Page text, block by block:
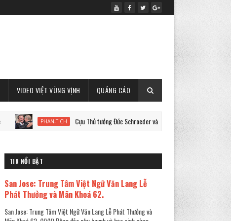
VIDEO VIỆT VÙNG VỊNH QUẢNG CÁO
PHAN-TICH Cựu Thủ tướng Đức Schroeder và chiến tranh Ukraine
TIN NỔI BẬT
San Jose: Trung Tâm Việt Ngữ Văn Lang Lễ
Phát Thưởng và Mãn Khoá 62.
San Jose: Trung Tâm Việt Ngữ Văn Lang Lễ Phát Thưởng và